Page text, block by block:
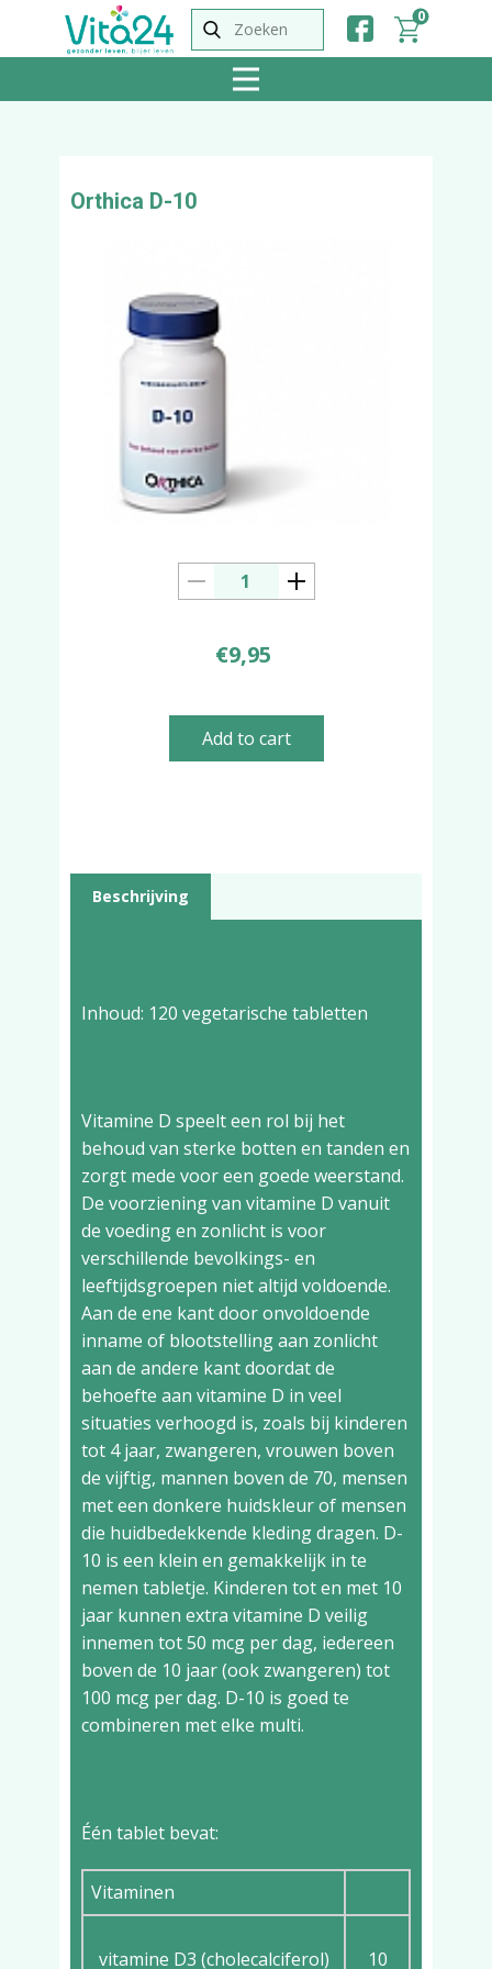
0
Orthica D-10
€9,95
Add to cart
Beschrijving
Inhoud: 120 vegetarische tabletten
Vitamine D speelt een rol bij het
behoud van sterke botten en tanden en
zorgt mede voor een goede weerstand.
De voorziening van vitamine D vanuit
de voeding en zonlicht is voor
verschillende bevolkings- en
leeftijdsgroepen niet altijd voldoende.
Aan de ene kant door onvoldoende
inname of blootstelling aan zonlicht
aan de andere kant doordat de
behoefte aan vitamine D in veel
situaties verhoogd is, zoals bij kinderen
tot 4 jaar, zwangeren, vrouwen boven
de vijftig, mannen boven de 70, mensen
met een donkere huidskleur of mensen
die huidbedekkende kleding dragen. D-
10 is een klein en gemakkelijk in te
nemen tabletje. Kinderen tot en met 10
jaar kunnen extra vitamine D veilig
innemen tot 50 mcg per dag, iedereen
boven de 10 jaar (ook zwangeren) tot
100 mcg per dag. D-10 is goed te
combineren met elke multi.
Één tablet bevat:
Vitaminen
vitamine D3 (cholecalciferol) 10